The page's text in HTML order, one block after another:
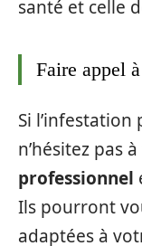
santé et celle
Faire appel
Si
n’hésitez pas
professionnel
Ils pourront
adaptées à